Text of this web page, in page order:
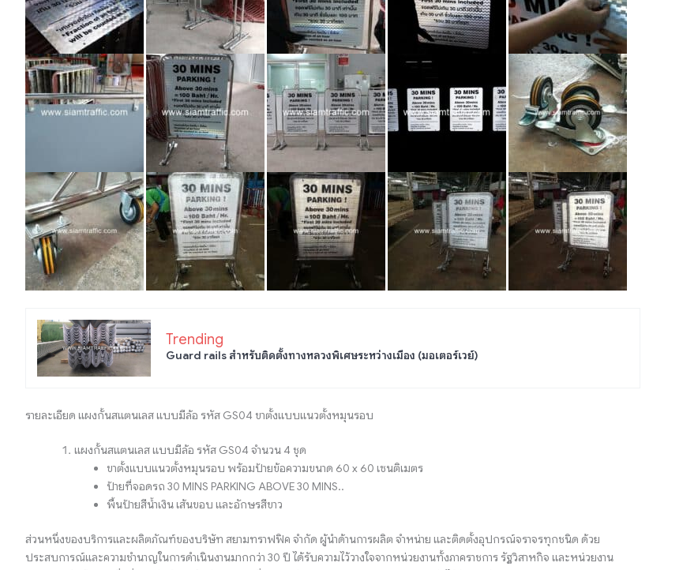
Trending
Guard rails สำหรับติดตั้งทางหลวงพิเศษระหว่างเมือง (มอเตอร์เวย์)
รายละเอียด แผงกั้นสแตนเลส แบบมีล้อ รหัส GS04 ขาตั้งแบบแนวตั้งหมุนรอบ
แผงกั้นสแตนเลส แบบมีล้อ รหัส GS04 จำนวน 4 ชุด
ขาตั้งแบบแนวตั้งหมุนรอบ พร้อมป้ายข้อความขนาด 60 x 60 เซนติเมตร
ป้ายที่จอดรถ 30 MINS PARKING ABOVE 30 MINS..
พื้นป้ายสีน้ำเงิน เส้นขอบ และอักษรสีขาว
ส่วนหนึ่งของบริการและผลิตภัณฑ์ของบริษัท สยามทราฟฟิค จำกัด ผู้นำด้านการผลิต จำหน่าย และติดตั้งอุปกรณ์จราจรทุกชนิด ด้วย
ประสบการณ์และความชำนาญในการดำเนินงานมากกว่า 30 ปี ได้รับความไว้วางใจจากหน่วยงานทั้งภาคราชการ รัฐวิสาหกิจ และหน่วยงาน